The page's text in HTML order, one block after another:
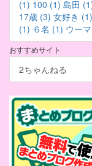
(1) 100 (1) 島田
17歳 (3) 女好き (1)
(1) ６名 (1) ウー
おすすめサイト
2ちゃんねる